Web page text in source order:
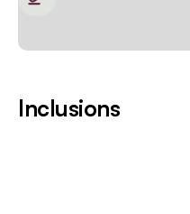
Inclusions